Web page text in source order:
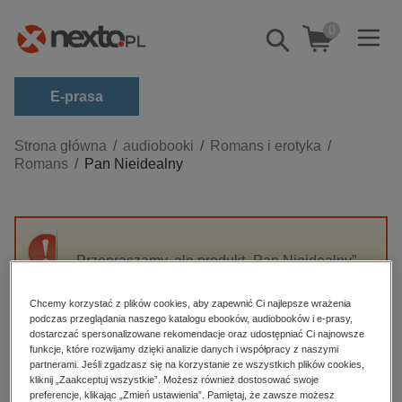
Pokaż/schowaj
wyszukiwarkę
0
E-prasa
Kategorie
Zobacz wszystkie E-prasa
budownictwo, aranżacja wnętrz
darmowe wydania
edukacja
hobby, sport, rozrywka
komputery, internet, technologie, informatyka
Strona główna audiobooki
Romans i erotyka
Romans
Pan Nieidealny
Przepraszamy, ale produkt „Pan Nieidealny”
High-contrast mode
Polecane
Chcemy korzystać z plików cookies, aby zapewnić Ci najlepsze wrażenia
podczas przeglądania naszego katalogu ebooków, audiobooków i e-prasy,
dostarczać spersonalizowane rekomendacje oraz udostępniać Ci najnowsze
funkcje, które rozwijamy dzięki analizie danych i współpracy z naszymi
partnerami. Jeśli zgadzasz się na korzystanie ze wszystkich plików cookies,
kliknij „Zaakceptuj wszystkie”. Możesz również dostosować swoje
preferencje, klikając „Zmień ustawienia”. Pamiętaj, że zawsze możesz